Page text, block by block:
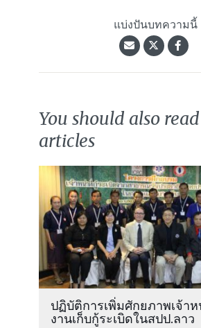
แบ่งปันบทความนี้
You should also
articles
ปฏิบัติการเพิ่มศักยภาพเจ้า
งานเก็บกู้ระเบิดในสปป.ลาว